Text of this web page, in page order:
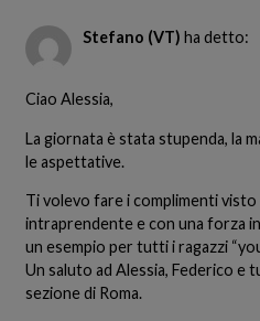
Stefano (VT) ha detto:
Ciao Alessia,
La giornata è stata stupenda, la
le aspettative.
Ti volevo fare i complimenti visto
intraprendente e con una forza
un esempio per tutti i ragazzi
Un saluto ad Alessia, Federico e
sezione di Roma.